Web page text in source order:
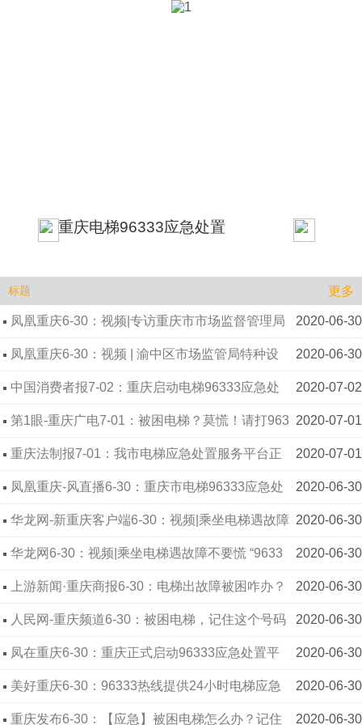
重庆电梯96333应急处置
标题 更多
2020-06-30
凤凰重庆6-30：视频|专访重庆市市场监督管理局
机电处处长 陈海鹰 2020-06-30
凤凰重庆6-30：视频 | 渝中区市场监管局特种设
备安全监察科科长 陈宏 2020-07-02
中国消费者报7-02：重庆启动电梯96333应急处
置平台试点 2020-07-01
第1眼-重庆广电7-01：被困电梯？莫慌！请打963
33 2020-07-01
重庆法制报7-01：我市电梯应急处置服务平台正
式启动 市民被困电梯可拨打96333求救 2020-06-30
凤凰重庆-风直播6-30：重庆市电梯96333应急处
置现场演示观摩会举行 2020-06-30
华龙网-新重庆客户端6-30：视频|乘坐电梯遇故障
不要慌 “96333”来帮忙 2020-06-30
华龙网6-30：视频|乘坐电梯遇故障不要慌 “9633
3”来帮忙 2020-06-30
上游新闻·重庆商报6-30：电梯出故障被困咋办？
电梯96333应急处置平台来了！ 2020-06-30
人民网-重庆频道6-30：被困电梯，记住这个号码
能救命 2020-06-30
凤在重庆6-30：重庆正式启动96333应急处置平
台建设 2020-06-30
美好重庆6-30：96333热线提供24小时电梯应急
服务 被困电梯再也不慌 2020-06-30
重庆发布6-30：【应急】被困电梯怎么办？记住